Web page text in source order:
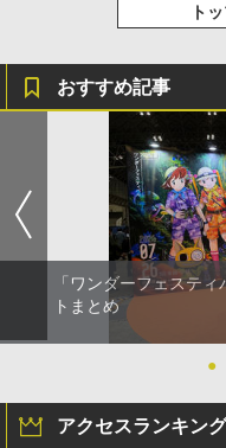
ト
おすすめ記事
「ワンダーフェステ
トまとめ
●
アクセスランキング